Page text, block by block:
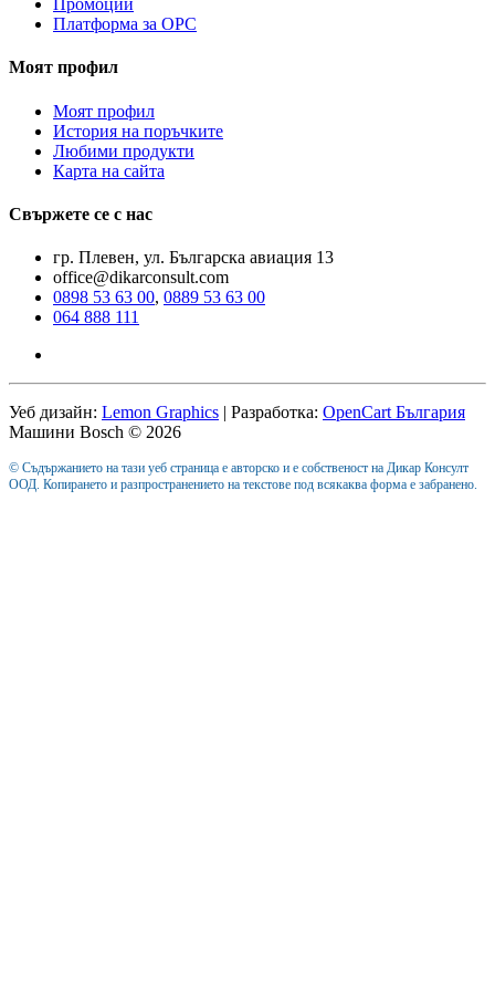
Промоции
Платформа за ОРС
Моят профил
Моят профил
История на поръчките
Любими продукти
Карта на сайта
Свържете се с нас
гр. Плевен, ул. Българска авиация 13
office@dikarconsult.com
0898 53 63 00, 0889 53 63 00
064 888 111
Уеб дизайн: Lemon Graphics | Разработка: OpenCart България
Машини Bosch © 2026
© Съдържанието на тази уеб страница е авторско и е собственост на Дикар Консулт
ООД. Копирането и разпространението на текстове под всякаква форма е забранено.